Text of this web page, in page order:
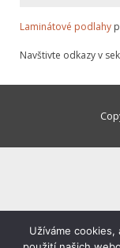
Laminátové podlahy
Navštivte odkazy v
Užíváme cookies,